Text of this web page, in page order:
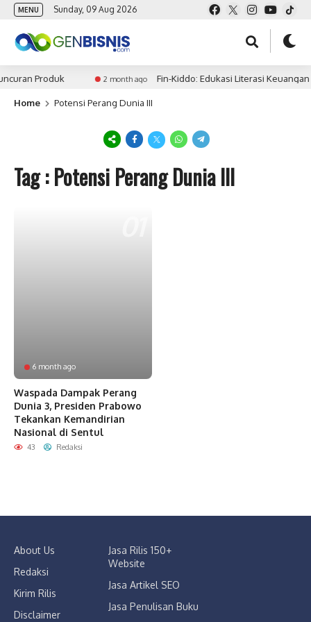
MENU Sunday, 09 Aug 2026
Produk 2 month ago Fin-Kiddo: Edukasi Literasi
Home Potensi Perang Dunia III
Tag : Potensi Perang Dunia III
6 month ago
Waspada Dampak Perang
Dunia 3, Presiden Prabowo
Tekankan Kemandirian
Nasional di Sentul
43 Redaksi
About Us
Redaksi
Kirim Rilis
Disclaimer
Jasa Rilis 150+
Website
Jasa Artikel SEO
Jasa Penulisan Buku